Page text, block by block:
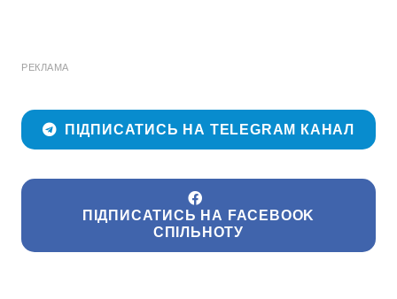
РЕКЛАМА
ПІДПИСАТИСЬ НА TELEGRAM КАНАЛ
ПІДПИСАТИСЬ НА FACEBOOK
СПІЛЬНОТУ